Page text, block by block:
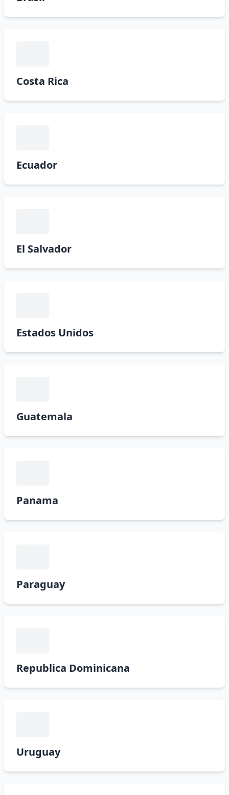
Costa Rica
Ecuador
El Salvador
Estados Unidos
Guatemala
Panama
Paraguay
Republica Dominicana
Uruguay